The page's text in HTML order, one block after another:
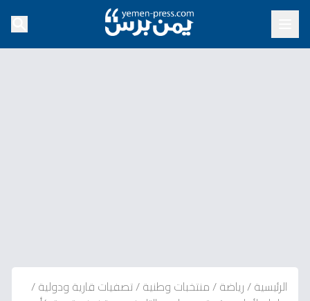
الرئيسية/رياضة/منتخبات وطنية/تصفيات قارية ودولية/